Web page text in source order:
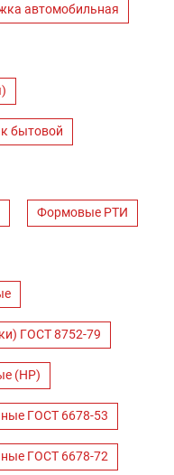
автомобильная
бытовой
Формовые РТИ
ГОСТ 8752-79
(НР)
ГОСТ 6678-53
ГОСТ 6678-72